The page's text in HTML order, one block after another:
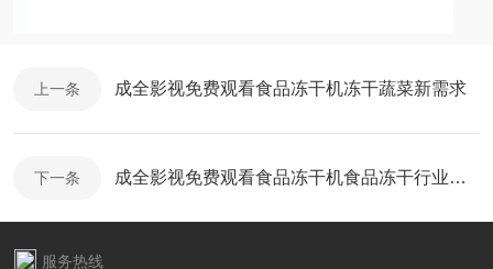
上一条 成全影视免费观看食品冻干机冻干蔬菜新需求
下一条 成全影视免费观看食品冻干机食品冻干行业发展
服务热线